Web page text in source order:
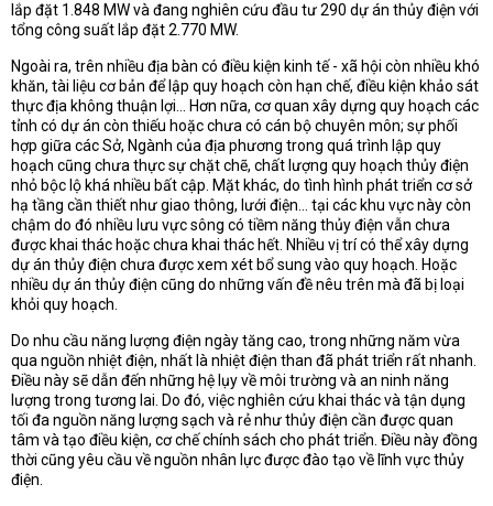
lắp đặt 1.848 MW và đang nghiên cứu đầu tư 290 dự án thủy điện với
tổng công suất lắp đặt 2.770 MW.
Ngoài ra, trên nhiều địa bàn có điều kiện kinh tế - xã hội còn nhiều khó
khăn, tài liệu cơ bản để lập quy hoạch còn hạn chế, điều kiện khảo sát
thực địa không thuận lợi... Hơn nữa, cơ quan xây dựng quy hoạch các
tỉnh có dự án còn thiếu hoặc chưa có cán bộ chuyên môn; sự phối
hợp giữa các Sở, Ngành của địa phương trong quá trình lập quy
hoạch cũng chưa thực sự chặt chẽ, chất lượng quy hoạch thủy điện
nhỏ bộc lộ khá nhiều bất cập. Mặt khác, do tình hình phát triển cơ sở
hạ tầng cần thiết như giao thông, lưới điện... tại các khu vực này còn
chậm do đó nhiều lưu vực sông có tiềm năng thủy điện vẫn chưa
được khai thác hoặc chưa khai thác hết. Nhiều vị trí có thể xây dựng
dự án thủy điện chưa được xem xét bổ sung vào quy hoạch. Hoặc
nhiều dự án thủy điện cũng do những vấn đề nêu trên mà đã bị loại
khỏi quy hoạch.
Do nhu cầu năng lượng điện ngày tăng cao, trong những năm vừa
qua nguồn nhiệt điện, nhất là nhiệt điện than đã phát triển rất nhanh.
Điều này sẽ dẫn đến những hệ lụy về môi trường và an ninh năng
lượng trong tương lai. Do đó, việc nghiên cứu khai thác và tận dụng
tối đa nguồn năng lượng sạch và rẻ như thủy điện cần được quan
tâm và tạo điều kiện, cơ chế chính sách cho phát triển. Điều này đồng
thời cũng yêu cầu về nguồn nhân lực được đào tạo về lĩnh vực thủy
điện.